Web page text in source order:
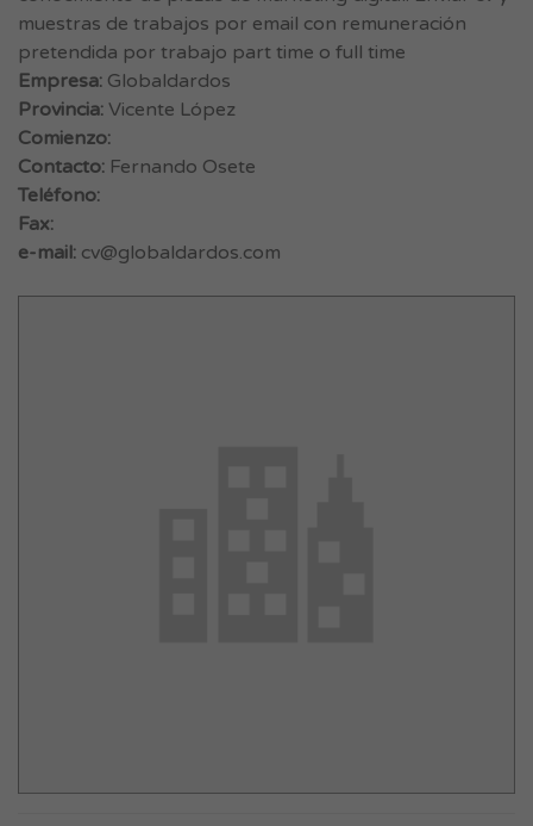
muestras de trabajos por email con remuneración
pretendida por trabajo part time o full time
Empresa: Globaldardos
Provincia: Vicente López
Comienzo:
Contacto: Fernando Osete
Teléfono:
Fax:
e-mail: cv@globaldardos.com